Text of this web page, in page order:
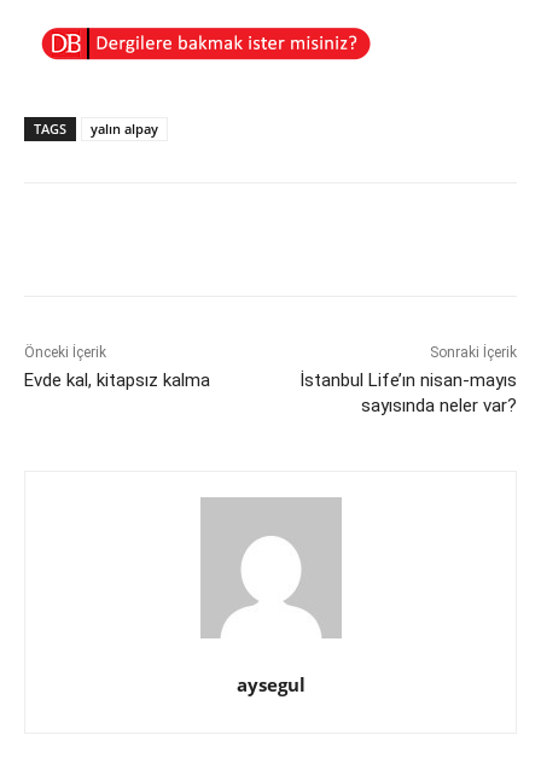
TAGS yalın alpay
Önceki İçerik
Evde kal, kitapsız kalma
Sonraki İçerik
İstanbul Life’ın nisan-mayıs
sayısında neler var?
aysegul